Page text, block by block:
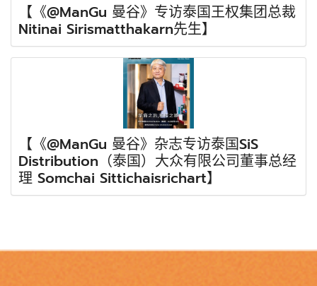
【《@ManGu 曼谷》专访泰国王权集团总裁
Nitinai Sirismatthakarn先生】
【《@ManGu 曼谷》杂志专访泰国SiS
Distribution（泰国）大众有限公司董事总经
理 Somchai Sittichaisrichart】